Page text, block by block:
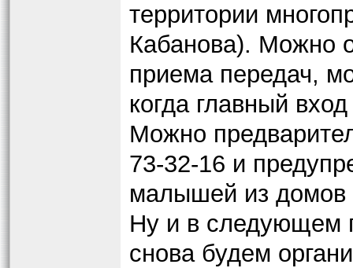
территории
Кабанова). Можно
приема передач,
когда главный
Можно
73-32-16 и
малышей из домов
Ну и в следующем
снова будем